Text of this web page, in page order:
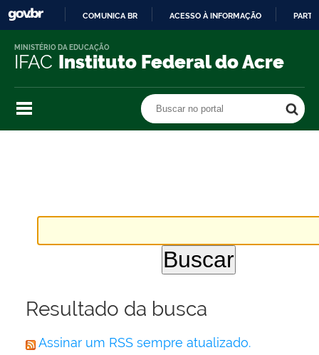
O
COMUNICA BR ACESSO À INFORMAÇÃO
IFAC Instituto Federal do Acre
MINISTÉRIO DA EDUCAÇÃO
Buscar no portal
Resultado da busca
Assinar um RSS sempre atualizado.